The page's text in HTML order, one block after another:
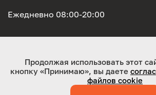
Ежедневно 08:00-20:00
ООО "Оригинал-сервис". Все права
Продолжая использовать этот
кнопку «Принимаю», вы даете
файлов cookie